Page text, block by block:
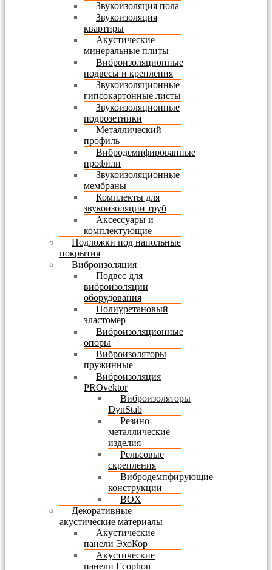
Звукоизоляция пола
Звукоизоляция
квартиры
Акустические
минеральные плиты
Виброизоляционные
подвесы и крепления
Звукоизоляционные
гипсокартонные листы
Звукоизоляционные
подрозетники
Металлический
профиль
Вибродемпфированные
профили
Звукоизоляционные
мембраны
Комплекты для
звукоизоляции труб
Аксессуары и
комплектующие
Подложки под напольные
покрытия
Виброизоляция
Подвес для
виброизоляции
оборудования
Полиуретановый
эластомер
Виброизоляционные
опоры
Виброизоляторы
пружинные
Виброизоляция
PROvektor
Виброизоляторы
DynStab
Резино-
металлические
изделия
Рельсовые
скрепления
Вибродемпфирующие
конструкции
BOX
Декоративные
акустические материалы
Акустические
панели ЭхоКор
Акустические
панели Ecophon